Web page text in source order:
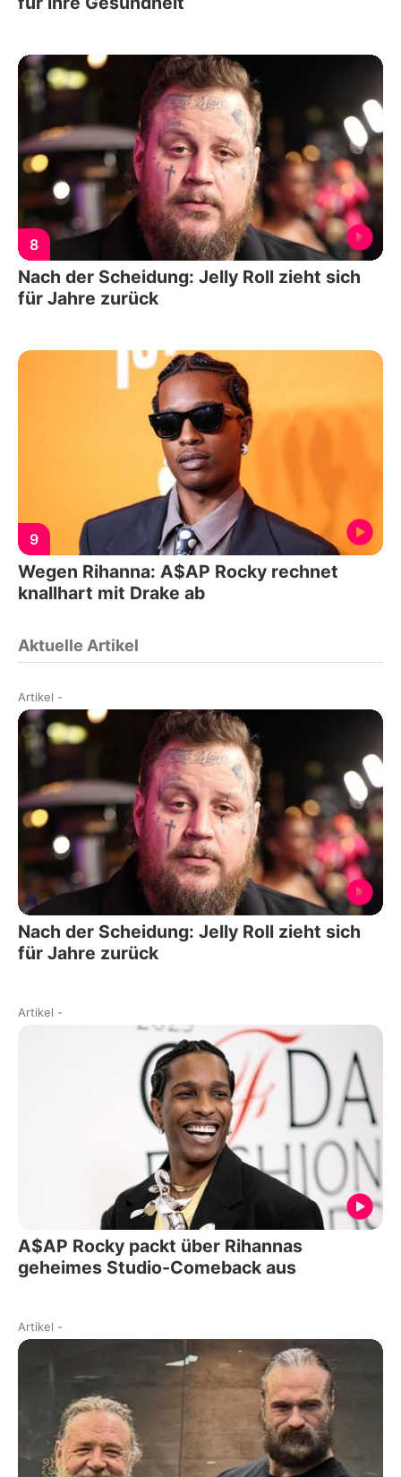
8
Nach der Scheidung: Jelly Roll zieht sich
für Jahre zurück
9
Wegen Rihanna: A$AP Rocky rechnet
knallhart mit Drake ab
Aktuelle Artikel
Artikel -
Nach der Scheidung: Jelly Roll zieht sich
für Jahre zurück
Artikel -
A$AP Rocky packt über Rihannas
geheimes Studio-Comeback aus
Artikel -